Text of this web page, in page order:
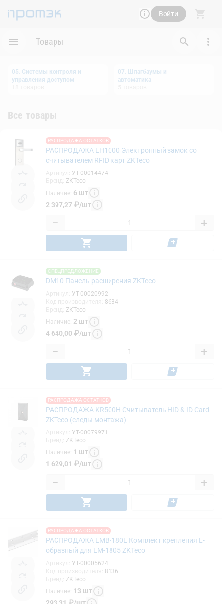
Войти
Товары
05. Системы контроля и
управления доступом
07. Шлагбаумы и
автоматика
Все товары
РАСПРОДАЖА ОСТАТКОВ
РАСПРОДАЖА LH1000 Электронный замок со
считывателем RFID карт ZKTeco
УТ-00014474
ZKTeco
Наличие: 6 шт
2 397,27 ₽/шт
− +
СПЕЦПРЕДЛОЖЕНИЕ
DM10 Панель расширения ZKTeco
УТ-00020992
8634
ZKTeco
Наличие: 2 шт
4 640,00 ₽/шт
− +
РАСПРОДАЖА ОСТАТКОВ
РАСПРОДАЖА KR500H Считыватель HID & ID Card
ZKTeco (следы монтажа)
УТ-00079971
ZKTeco
Наличие: 1 шт
1 629,01 ₽/шт
− +
РАСПРОДАЖА ОСТАТКОВ
РАСПРОДАЖА LMB-180L Комплект крепления L-
образный для LM-1805 ZKTeco
УТ-00005624
8136
ZKTeco
Наличие: 13 шт